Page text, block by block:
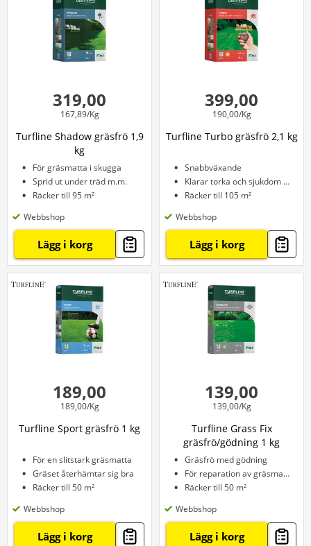
319,00
167,89/Kg
Turfline Shadow gräsfrö 1,9
kg
För gräsmatta i skugga
Sprid ut under träd m.m.
Räcker till 95 m²
Webbshop
Lägg i korg
399,00
190,00/Kg
Turfline Turbo gräsfrö 2,1 kg
Snabbväxande
Klarar torka och sjukdom bra
Räcker till 105 m²
Webbshop
Lägg i korg
189,00
189,00/Kg
Turfline Sport gräsfrö 1 kg
För en slitstark gräsmatta
Gräset återhämtar sig bra
Räcker till 50 m²
Webbshop
Lägg i korg
139,00
139,00/Kg
Turfline Grass Fix
gräsfrö/gödning 1 kg
Gräsfrö med gödning
För reparation av gräsmattan
Räcker till 50 m²
Webbshop
Lägg i korg